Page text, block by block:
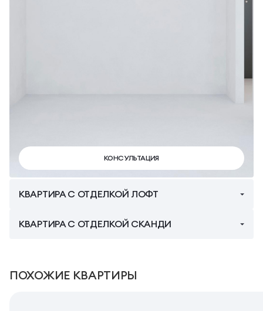
КОНСУЛЬТАЦИЯ
КВАРТИРА С ОТДЕЛКОЙ ЛОФТ
выполнен в светло серых натуральных тонах. Сан. узел
КВАРТИРА С ОТДЕЛКОЙ СКАНДИ
ПОХОЖИЕ КВАРТИРЫ